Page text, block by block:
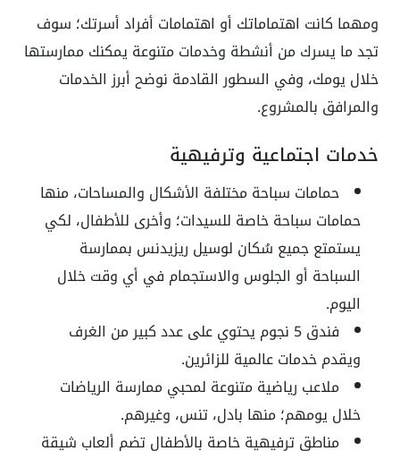
ومهما كانت اهتماماتك أو اهتمامات أفراد أسرتك؛ سوف
تجد ما يسرك من أنشطة وخدمات متنوعة يمكنك ممارستها
خلال يومك، وفي السطور القادمة نوضح أبرز الخدمات
والمرافق بالمشروع.
خدمات اجتماعية وترفيهية
حمامات سباحة مختلفة الأشكال والمساحات، منها
حمامات سباحة خاصة للسيدات؛ وأخرى للأطفال، لكي
يستمتع جميع سُكان لوسيل ريزيدنس بممارسة
السباحة أو الجلوس والاستجمام في أي وقت خلال
اليوم.
فندق 5 نجوم يحتوي على عدد كبير من الغرف
ويقدم خدمات عالمية للزائرين.
ملاعب رياضية متنوعة لمحبي ممارسة الرياضات
خلال يومهم؛ منها بادل، تنس، وغيرهم.
مناطق ترفيهية خاصة بالأطفال تضم ألعاب شيقة